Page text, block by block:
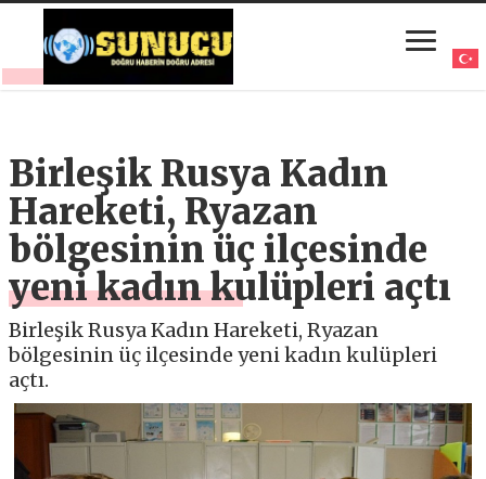
Birleşik Rusya Kadın
Hareketi, Ryazan
bölgesinin üç ilçesinde
yeni kadın kulüpleri açtı
Birleşik Rusya Kadın Hareketi, Ryazan
bölgesinin üç ilçesinde yeni kadın kulüpleri
açtı.